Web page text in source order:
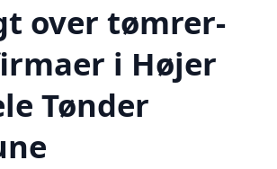
over tømrer-
i Højer
Tønder